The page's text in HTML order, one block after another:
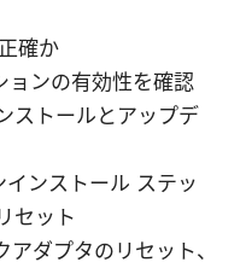
確か
ョンの有効性を確認
ストールとアップデ
ンストール ステッ
セット
ダプタのリセット、